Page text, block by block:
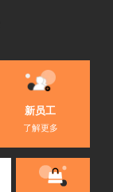
新员工
了解更多